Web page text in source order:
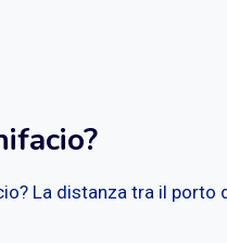
La distanza tra il porto